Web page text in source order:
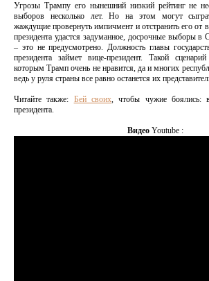
Угрозы Трампу его нынешний низкий рейтинг не
выборов несколько лет. Но на этом могут
жаждущие провернуть импичмент и отстранить его от
президента удастся задуманное, досрочные выборы
– это не предусмотрено. Должность главы
президента займет вице-президент. Такой
которым Трамп очень не нравится, да и многих
ведь у руля страны все равно останется их
Читайте также: Бей своих, чтобы чужие боялись:
президента.
ВидеоYoutube :